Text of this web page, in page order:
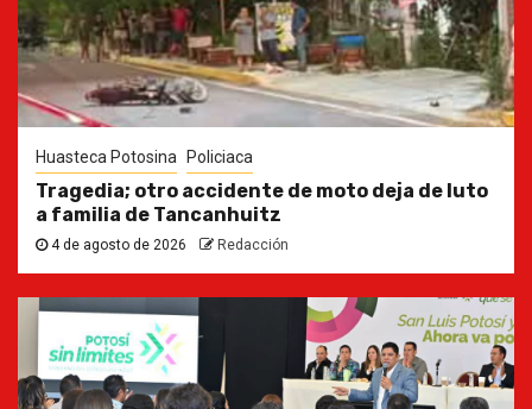
Huasteca Potosina Policiaca
Tragedia; otro accidente de moto deja de luto
a familia de Tancanhuitz
4 de agosto de 2026 Redacción